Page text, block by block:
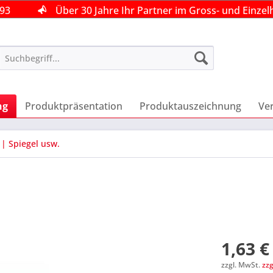
Über 30 Jahre Ihr Partner im Gross- und
Über 30 Jahre Ihr Partner im Gross- und
Produktpräsentation Produktauszeichnung
Spiegel usw.
1,63
zzgl. MwSt.
Über 30 Jahre Ihr Partner im Gross- und